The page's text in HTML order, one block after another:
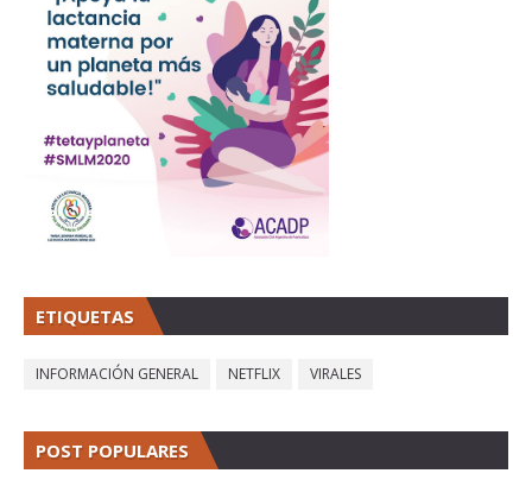
ETIQUETAS
INFORMACIÓN GENERAL NETFLIX VIRALES
POST POPULARES